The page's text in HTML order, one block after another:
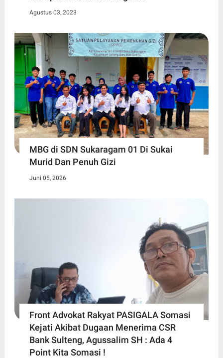
Agustus 03, 2023
MBG di SDN Sukaragam 01 Di Sukai
Murid Dan Penuh Gizi
Juni 05, 2026
Front Advokat Rakyat PASIGALA Somasi
Kejati Akibat Dugaan Menerima CSR
Bank Sulteng, Agussalim SH : Ada 4
Point Kita Somasi !